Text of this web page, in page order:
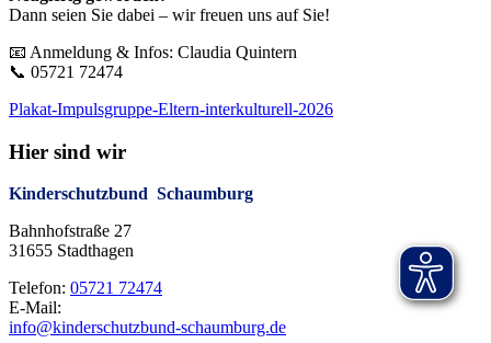
Dann seien Sie dabei – wir freuen uns auf Sie!
📧 Anmeldung & Infos: Claudia Quintern
📞 05721 72474
Plakat-Impulsgruppe-Eltern-interkulturell-2026
Hier sind wir
Kinderschutzbund Schaumburg
Bahnhofstraße 27
31655 Stadthagen
Telefon: 05721 72474
E-Mail:
info@kinderschutzbund-schaumburg.de